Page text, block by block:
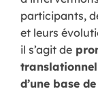
participants,
et leurs
il s’agit de
d’une base